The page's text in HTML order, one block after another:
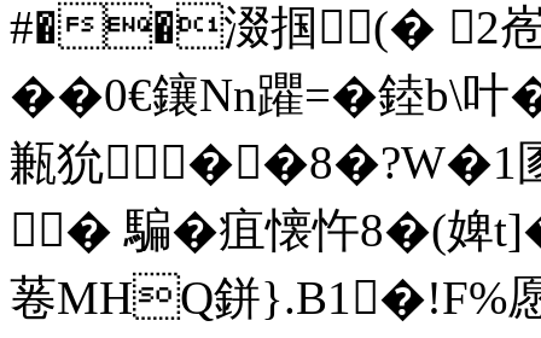
#��涰掴(� 2峞
��0€鑲Nn躣=�錴b\
甉狁��8�?W�1
� 騙�疽懐忤8�(婢
菤MHQ鉼}.B1�!F%